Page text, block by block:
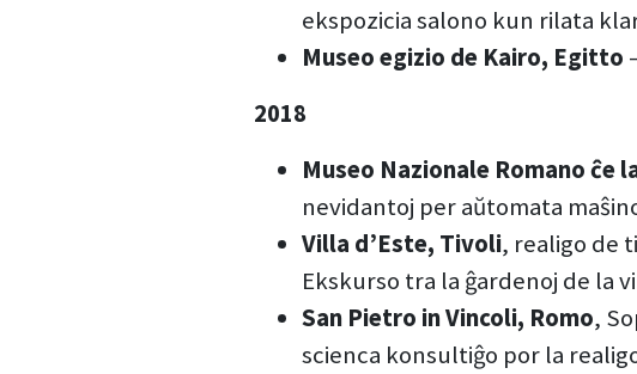
ekspozicia salono kun rilata
Museo egizio de Kairo, Egitto
2018
Museo Nazionale Romano ĉe
nevidantoj per aŭtomata
Villa d’Este, Tivoli, realigo de
Ekskurso tra la ĝardenoj de la
San Pietro in Vincoli, Romo,
scienca konsultiĝo por la